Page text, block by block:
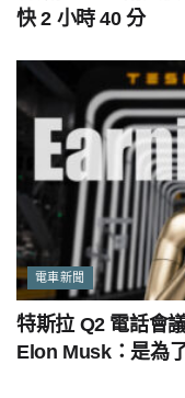
快 2 小時 40 分
電車新聞
特斯拉 Q2 電話會
Elon Musk：是為